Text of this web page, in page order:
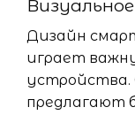
Дизайн
играет
предлагают